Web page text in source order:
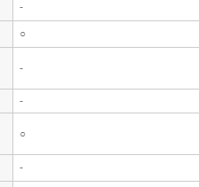
-
○
-
-
○
-